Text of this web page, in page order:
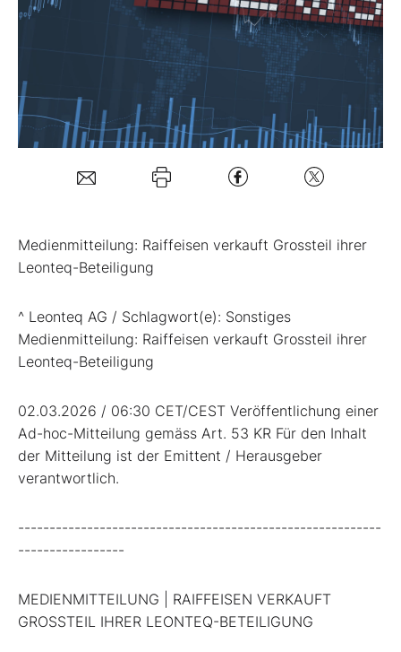
Mein Konto
Medienmitteilung: Raiffeisen verkauft Grossteil ihrer
Leonteq-Beteiligung
^ Leonteq AG / Schlagwort(e): Sonstiges
Medienmitteilung: Raiffeisen verkauft Grossteil ihrer
Leonteq-Beteiligung
02.03.2026 / 06:30 CET/CEST Veröffentlichung einer
Ad-hoc-Mitteilung gemäss Art. 53 KR Für den Inhalt
der Mitteilung ist der Emittent / Herausgeber
verantwortlich.
----------------------------------------------------------
-----------------
MEDIENMITTEILUNG | RAIFFEISEN VERKAUFT
GROSSTEIL IHRER LEONTEQ-BETEILIGUNG